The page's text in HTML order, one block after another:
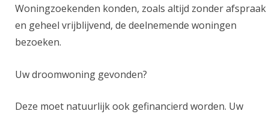
Woningzoekenden konden, zoals altijd zonder afspraak
en geheel vrijblijvend, de deelnemende woningen
bezoeken.
Uw droomwoning gevonden?
Deze moet natuurlijk ook gefinancierd worden. Uw